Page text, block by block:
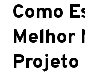
Como
Melhor
Projeto